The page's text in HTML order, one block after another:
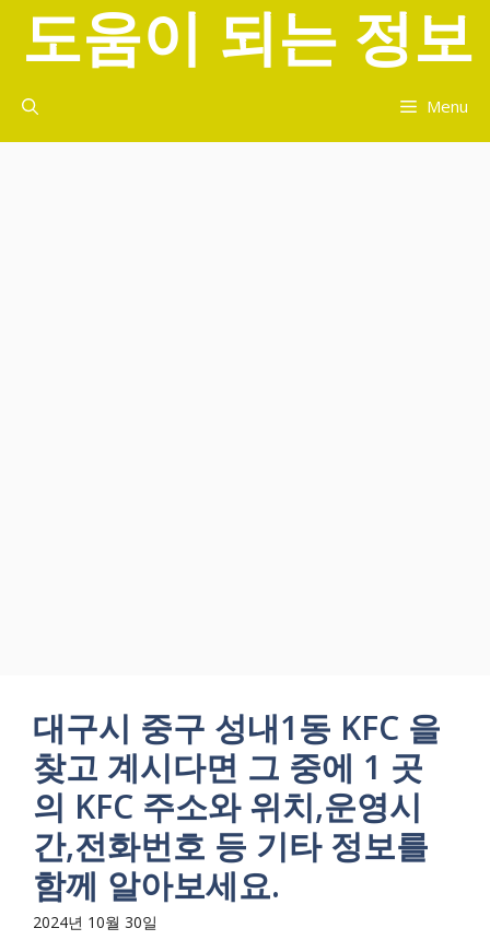
너
도움이 되는 정보
Menu
대구시 중구 성내1동 KFC 을
찾고 계시다면 그 중에 1 곳
의 KFC 주소와 위치,운영시
간,전화번호 등 기타 정보를
함께 알아보세요.
2024년 10월 30일